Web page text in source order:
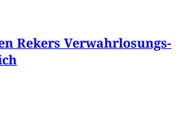
Rekers Verwahrlosungs-